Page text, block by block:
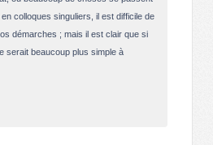
colloques singuliers, il est difficile de
démarches ; mais il est clair que si
serait beaucoup plus simple à